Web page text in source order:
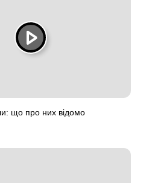
що про них відомо